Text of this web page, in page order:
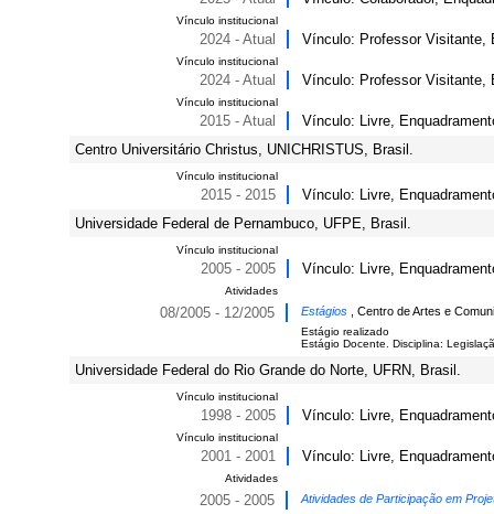
Vínculo institucional
2024 - Atual Vínculo: Professor Visitante,
Vínculo institucional
2024 - Atual Vínculo: Professor Visitante,
Vínculo institucional
2015 - Atual
Vínculo: Livre,
Centro Universitário Christus, UNICHRISTUS, Brasil.
Vínculo institucional
2015 - 2015
Vínculo: Livre,
Universidade Federal de Pernambuco, UFPE, Brasil.
Vínculo institucional
2005 - 2005 Vínculo: Livre,
Atividades
08/2005 - 12/2005 Estágios , Centro de Artes e
Estágio realizado
Estágio Docente. Disciplina:
Universidade Federal do Rio Grande do Norte, UFRN, Brasil.
Vínculo institucional
1998 - 2005 Vínculo: Livre,
Vínculo institucional
2001 - 2001 Vínculo: Livre,
Atividades
2005 - 2005 Atividades de Participação em